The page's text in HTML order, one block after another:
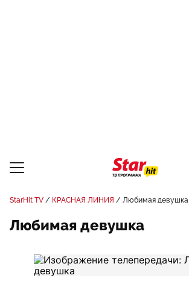
StarHit TV КРАСНАЯ ЛИНИЯ Любимая девушка
Любимая девушка